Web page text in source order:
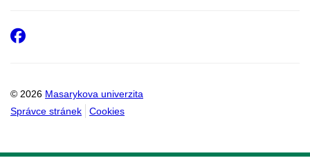
© 2026 Masarykova univerzita
Správce stránek
Cookies
Facebook